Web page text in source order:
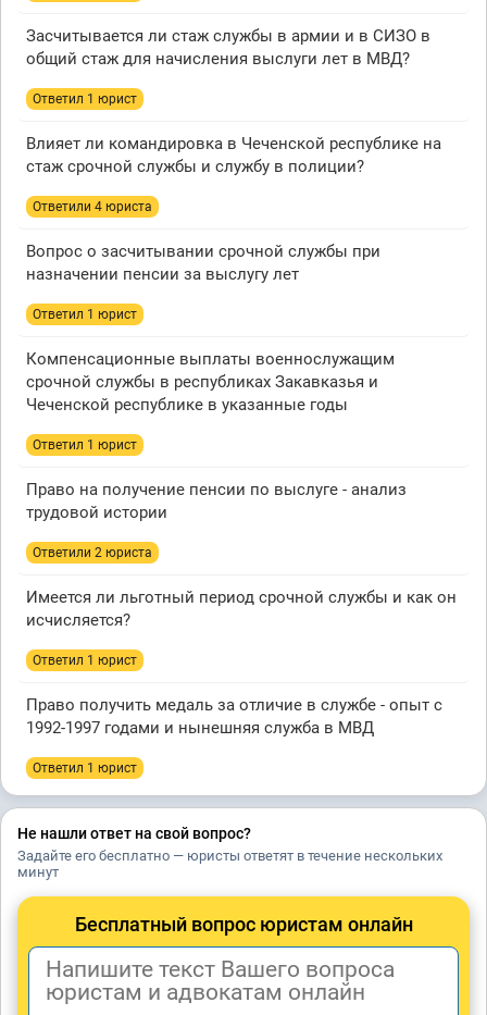
Засчитывается ли стаж службы в армии и в СИЗО в
общий стаж для начисления выслуги лет в МВД?
Ответил 1 юрист
Влияет ли командировка в Чеченской республике на
стаж срочной службы и службу в полиции?
Ответили 4 юристa
Вопрос о засчитывании срочной службы при
назначении пенсии за выслугу лет
Ответил 1 юрист
Компенсационные выплаты военнослужащим
срочной службы в республиках Закавказья и
Чеченской республике в указанные годы
Ответил 1 юрист
Право на получение пенсии по выслуге - анализ
трудовой истории
Ответили 2 юристa
Имеется ли льготный период срочной службы и как он
исчисляется?
Ответил 1 юрист
Право получить медаль за отличие в службе - опыт с
1992-1997 годами и нынешняя служба в МВД
Ответил 1 юрист
Не нашли ответ на свой вопрос?
Задайте его бесплатно — юристы ответят в течение нескольких
минут
Бесплатный вопрос юристам онлайн